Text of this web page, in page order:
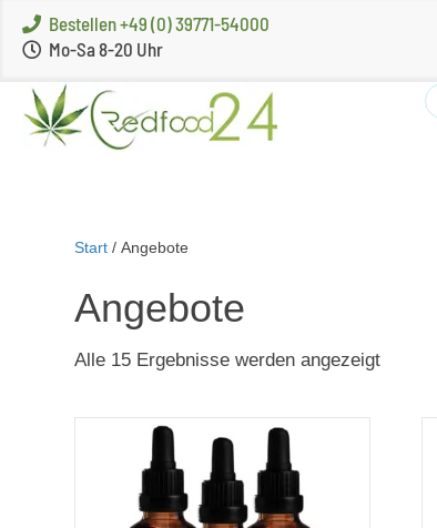
Bestellen +49 (0) 39771-54000
Mo-Sa 8-20 Uhr
Start / Angebote
Angebote
Alle 15 Ergebnisse werden angezeigtNach